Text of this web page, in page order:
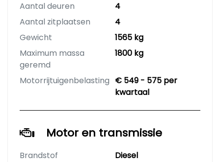
Aantal deuren
4
Aantal zitplaatsen
4
Gewicht
1565 kg
Maximum massa
geremd
1800 kg
Motorrijtuigenbelasting € 549 - 575 per
kwartaal
Motor en transmissie
Brandstof
Diesel